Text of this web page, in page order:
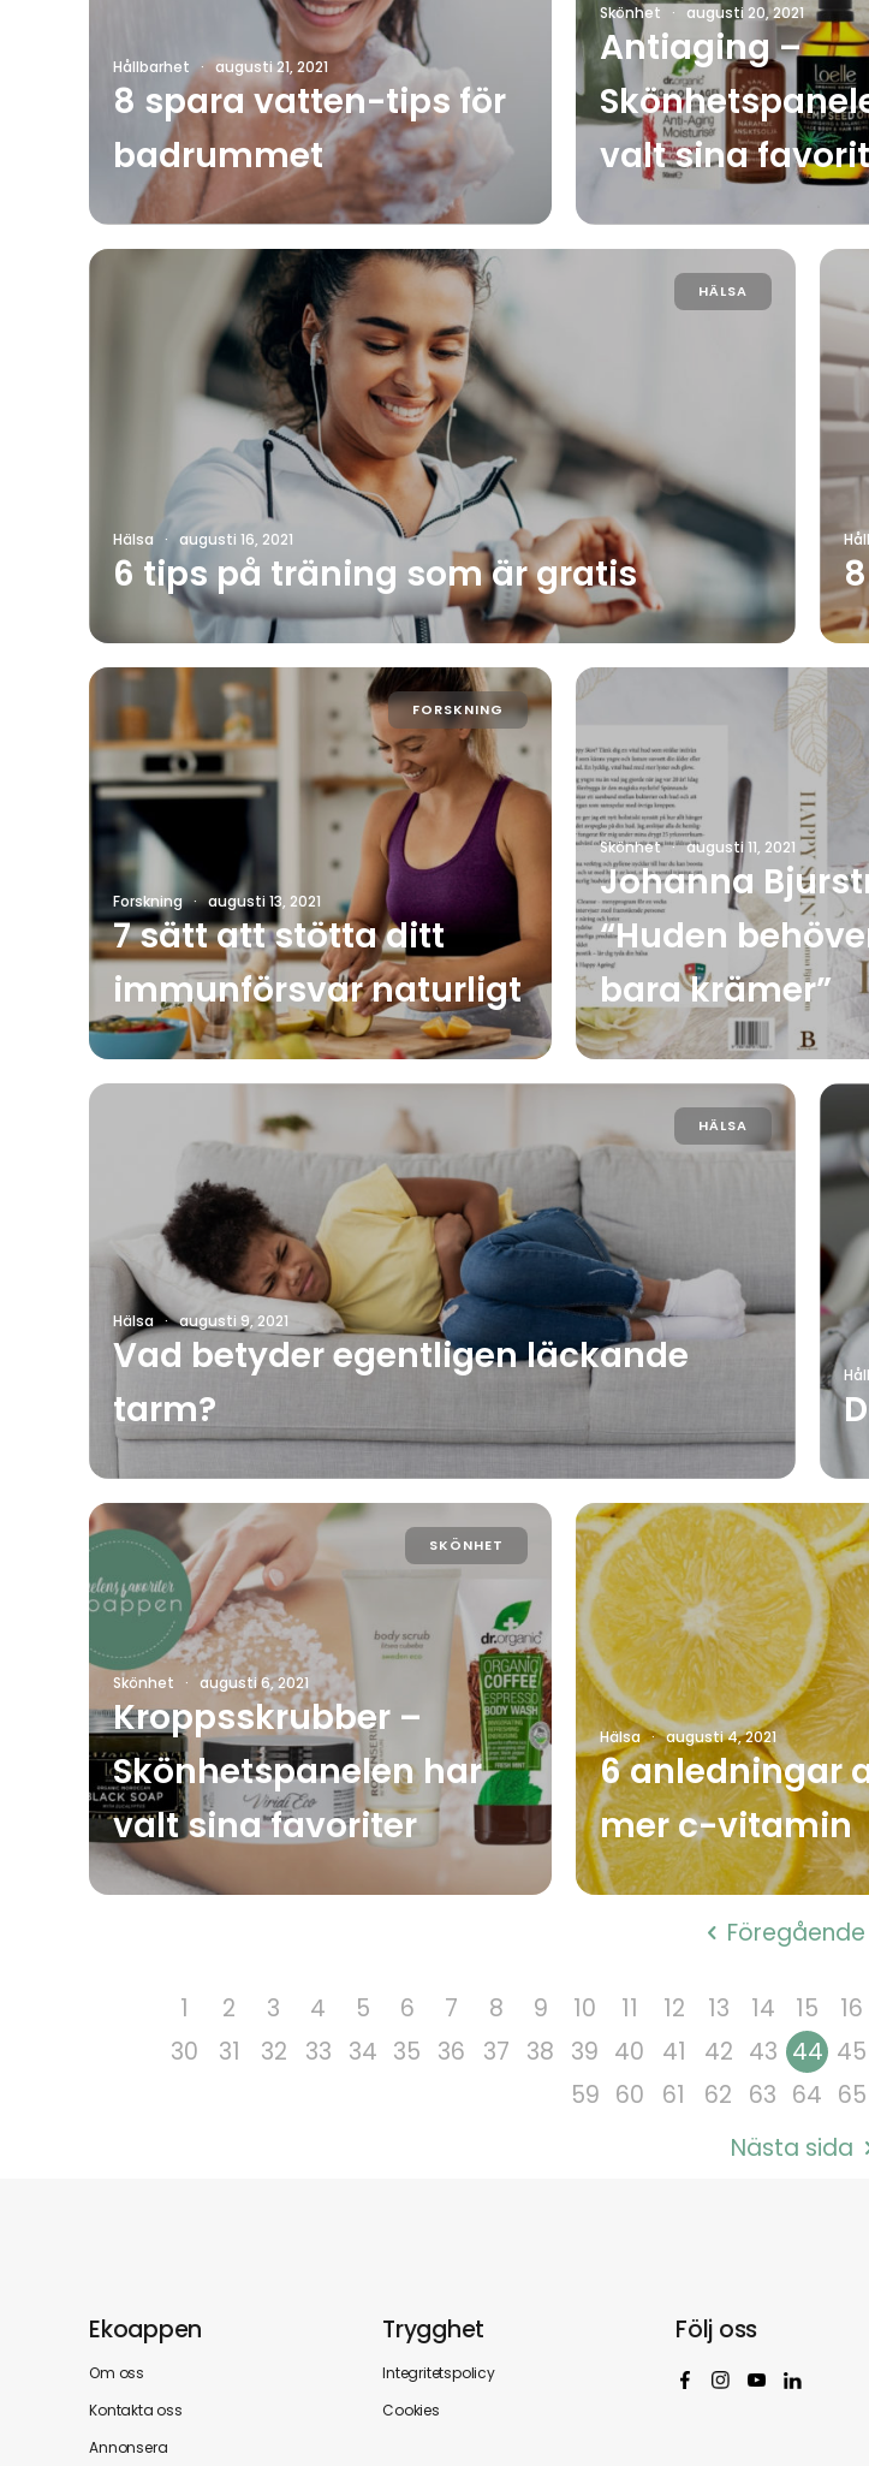
Hållbarhet · augusti 21, 2021
8 spara vatten-tips för
badrummet
Skönhet · augusti 20, 2021
Antiaging –
valt sina
HÄLSA
Hälsa · augusti 16, 2021
6 tips på träning som är gratis
FORSKNING
Forskning · augusti 13, 2021
7 sätt att stötta ditt
immunförsvar naturligt
Skönhet · augusti 11, 2021
Johanna
“Huden
bara krämer”
HÄLSA
Hälsa · augusti 9, 2021
Vad betyder egentligen läckande
tarm?
SKÖNHET
Skönhet · augusti 6, 2021
Kroppsskrubber –
Skönhetspanelen har
valt sina favoriter
Hälsa · augusti 4, 2021
6 anledningar
mer c-vitamin
1 2 3 4 5 6 7 8 9 10 11 12 13 14 15 16
30
31 32 33 34 35 36 37 38 39 40 41 42 43 44 45
59 60 61 62 63 64 65
Nästa sida
Ekoappen
Om oss
Kontakta oss
Annonsera
Trygghet
Integritetspolicy
Cookies
Följ oss